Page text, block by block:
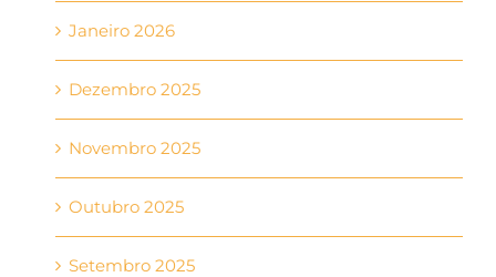
Janeiro 2026
Dezembro 2025
Novembro 2025
Outubro 2025
Setembro 2025